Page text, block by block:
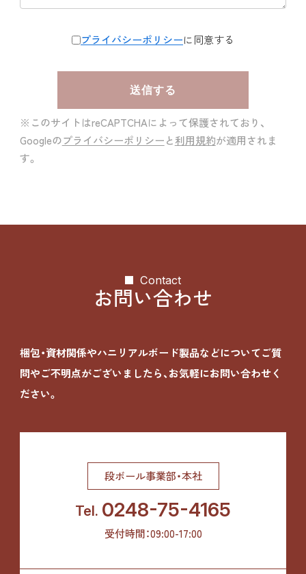
プライバシーポリシーに同意する
※このサイトはreCAPTCHAによって保護されており、
Googleのプライバシーポリシーと利用規約が適用されま
す。
Contact
お問い合わせ
梱包・資材関係やハニリアルボード製品などについてご質
問やご不明点がございましたら、お気軽にお問い合わせく
ださい。
段ボール事業部・本社
Tel. 0248-75-4165
受付時間：09:00-17:00